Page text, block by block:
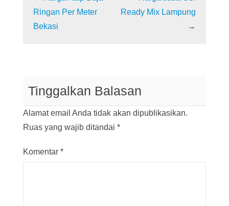
Ringan Per Meter
Bekasi
Ready Mix Lampung
→
Tinggalkan Balasan
Alamat email Anda tidak akan dipublikasikan.
Ruas yang wajib ditandai *
Komentar *